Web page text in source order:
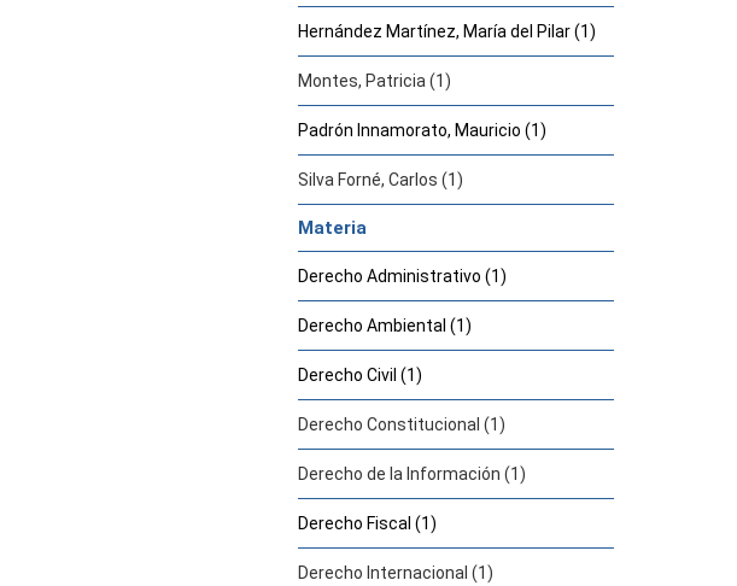
Hernández Martínez, María del Pilar (1)
Montes, Patricia (1)
Padrón Innamorato, Mauricio (1)
Silva Forné, Carlos (1)
Materia
Derecho Administrativo (1)
Derecho Ambiental (1)
Derecho Civil (1)
Derecho Constitucional (1)
Derecho de la Información (1)
Derecho Fiscal (1)
Derecho Internacional (1)